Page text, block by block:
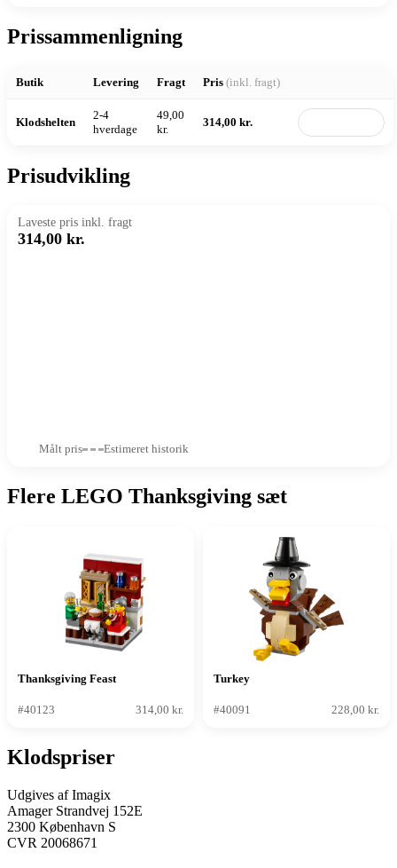
Prissammenligning
Butik Levering Fragt Pris (inkl. fragt)
Klodshelten
2-4
hverdage
49,00
kr.
314,00 kr.
Prisudvikling
Laveste pris inkl. fragt
314,00 kr.
Målt pris Estimeret historik
Flere LEGO Thanksgiving sæt
Thanksgiving Feast
#40123 314,00 kr.
Turkey
#40091 228,00 kr.
Klodspriser
Udgives af Imagix
Amager Strandvej 152E
2300 København S
CVR 20068671